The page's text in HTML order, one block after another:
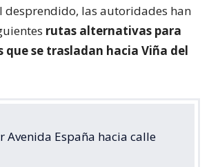
desprendido, las autoridades han
rutas alternativas para
que se trasladan hacia Viña del
Avenida España hacia calle